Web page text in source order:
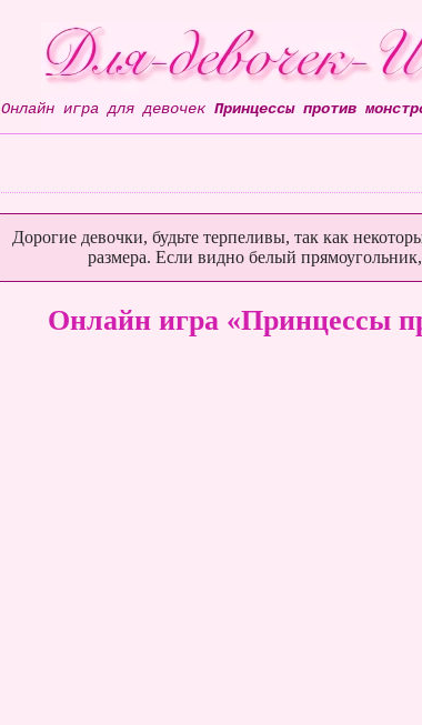
Онлайн игра для девочек Принцессы против
Дорогие девочки, будьте терпеливы, так как
размера. Если видно белый прямоугольник,
Онлайн игра «Принцессы